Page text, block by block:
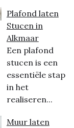
Plafond laten
Stucen in
Alkmaar
Een plafond
stucen is een
essentiële stap
in het
realiseren...
Muur laten